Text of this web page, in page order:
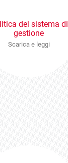
del sistema di
gestione
Scarica e leggi